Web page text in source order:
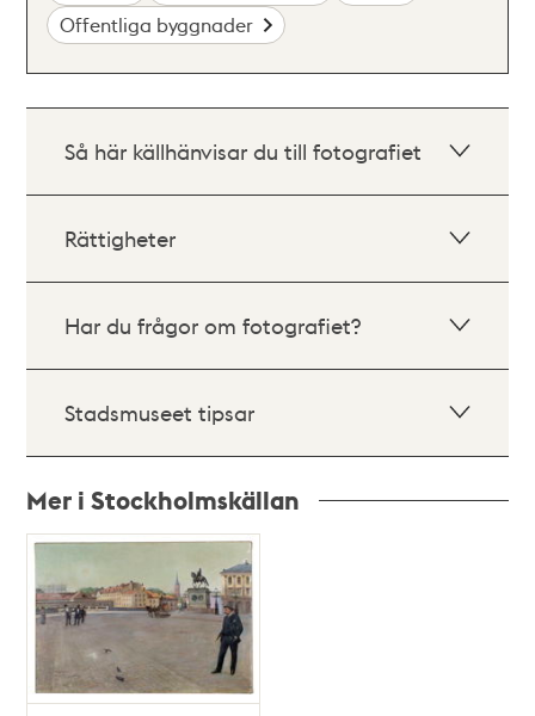
Offentliga byggnader
Så här källhänvisar du till fotografiet
Rättigheter
Har du frågor om fotografiet?
Stadsmuseet tipsar
Mer i Stockholmskällan
Relaterade
och
teman